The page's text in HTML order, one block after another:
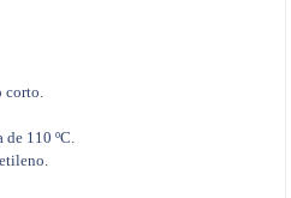
110 ºC.